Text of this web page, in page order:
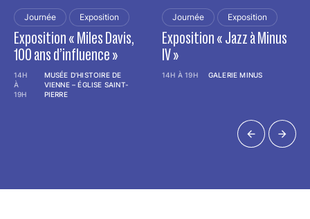
Journée Exposition
Exposition « Miles Davis,
100 ans d’influence »
14H
À
19H
MUSÉE D’HISTOIRE DE
VIENNE – ÉGLISE SAINT-
PIERRE
Journée Exposition
Exposition « Jazz à Minus
IV »
14H À 19H GALERIE MINUS